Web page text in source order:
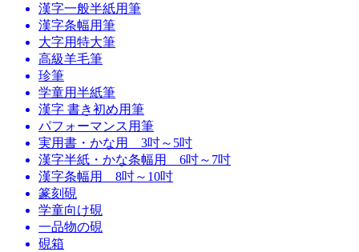
漢字一般半紙用筆
漢字条幅用筆
大字用特大筆
高級羊毛筆
珍筆
学童用半紙筆
漢字 書き初め用筆
パフォーマンス用筆
実用書・かな用 3吋～5吋
漢字半紙・かな条幅用 6吋～7吋
漢字条幅用 8吋～10吋
篆刻硯
学童向け硯
一品物の硯
硯箱